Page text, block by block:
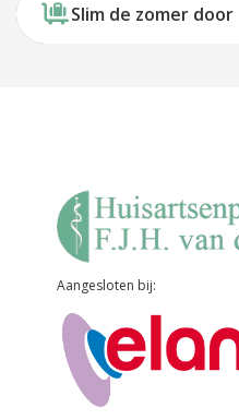
Slim de zomer door
Aangesloten bij: